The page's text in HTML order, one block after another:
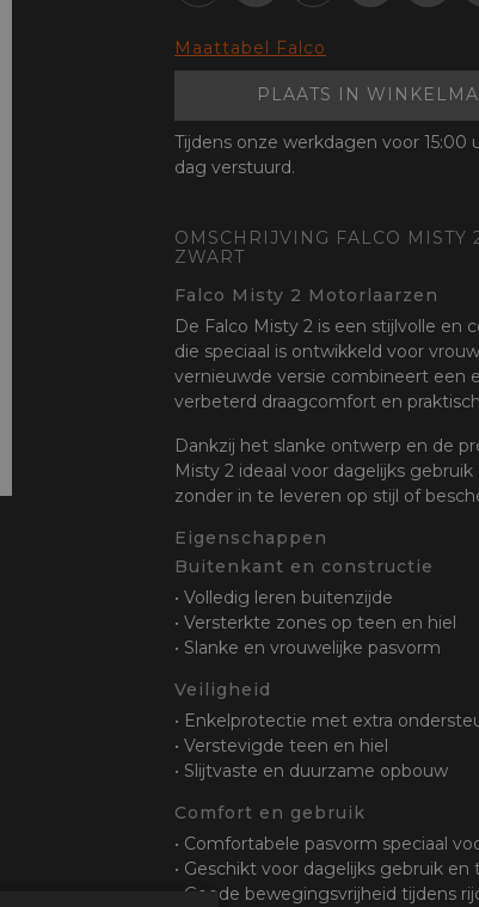
Sloten
TelefoonMaattabel Falco
PLAATS IN
Tijdens onze werkdagen voor 15:00
dag verstuurd.
OMSCHRIJVING FALCO MISTY
ZWART
Falco Misty 2 Motorlaarzen
De Falco Misty 2 is een stijlvolle en
die speciaal is ontwikkeld voor
vernieuwde versie combineert een
verbeterd draagcomfort en
Dankzij het slanke ontwerp en de
Misty 2 ideaal voor dagelijks
zonder in te leveren op stijl of
Eigenschappen
Buitenkant en constructie
• Volledig leren buitenzijde
• Versterkte zones op teen en hiel
• Slanke en vrouwelijke pasvorm
Veiligheid
• Enkelprotectie met extra
• Verstevigde teen en hiel
• Slijtvaste en duurzame opbouw
Comfort en gebruik
• Comfortabele pasvorm speciaal
• Geschikt voor dagelijks gebruik en
• Goede bewegingsvrijheid tijdens